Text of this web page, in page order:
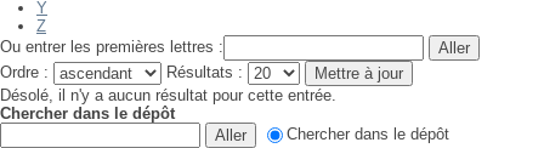
Y
Z
Ou entrer les premières lettres :
Ordre :
Résultats :
Désolé, il n'y a aucun résultat pour cette entrée.
Chercher dans le dépôt
Chercher dans le dépôt